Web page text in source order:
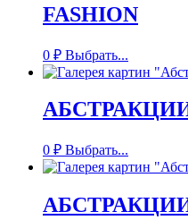
FASHION
0 ₽ Выбрать...
0 ₽ Выбрать...